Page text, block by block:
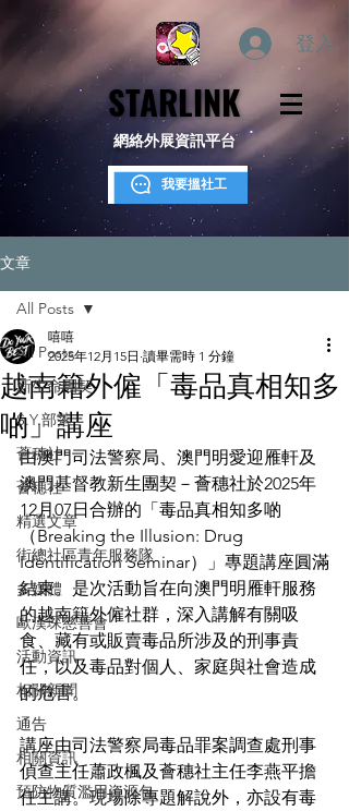
登入
STARLINK
STARLINK
網絡外展資訊平台
我要搵社工
文章
All Posts
新生命團契
S.Y.部落
薈穗社
薈穗社
精選文章
街總社區青年服務隊
多媒體
歐漢琛慈善會
活動資訊
相關新聞
通告
相關資訊
預防物質濫用資源包
All Posts
越南籍外僱「毒品真相知多
啲」講座
嘻嘻
2025年12月15日 讀畢需時 1 分鐘
由澳門司法警察局、澳門明愛迎雁軒及
澳門基督教新生團契－薈穗社於2025年
12月07日合辦的「毒品真相知多啲
（Breaking the Illusion: Drug
Identification Seminar）」專題講座圓滿
結束。是次活動旨在向澳門明雁軒服務
的越南籍外僱社群，深入講解有關吸
食、藏有或販賣毒品所涉及的刑事責
任，以及毒品對個人、家庭與社會造成
的危害。
講座由司法警察局毒品罪案調查處刑事
偵查主任蕭政楓及薈穗社主任李燕平擔
任主講。現場除專題解說外，亦設有毒